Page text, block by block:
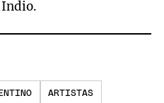
ARTISTAS